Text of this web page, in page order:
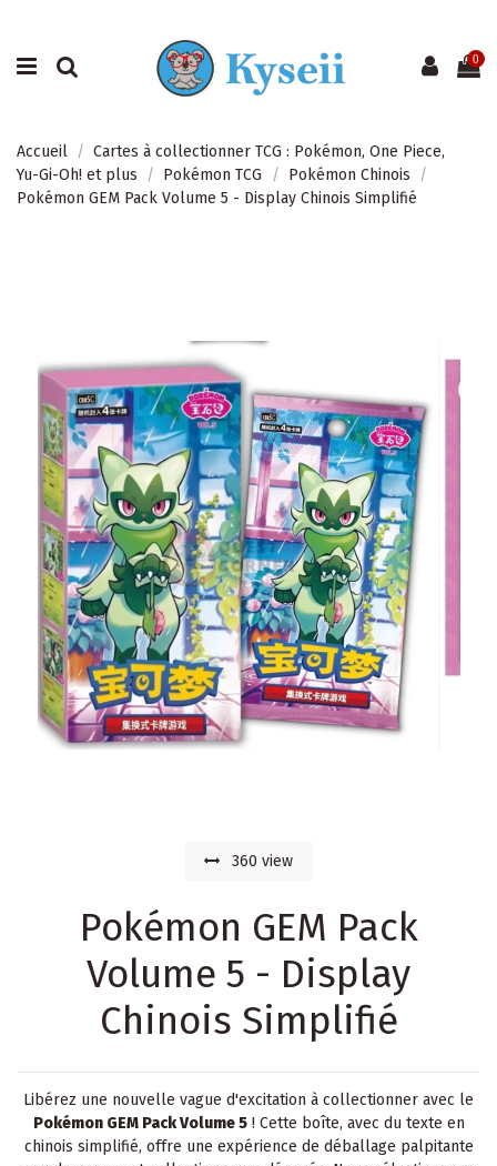
0
Accueil
Cartes à collectionner TCG : Pokémon, One Piece,
Yu-Gi-Oh! et plus
Pokémon TCG
Pokémon Chinois
Pokémon GEM Pack Volume 5 - Display Chinois Simplifié
360 view
Pokémon GEM Pack
Volume 5 - Display
Chinois Simplifié
Libérez une nouvelle vague d'excitation à collectionner avec le
Pokémon GEM Pack Volume 5! Cette boîte, avec du texte en
chinois simplifié, offre une expérience de déballage palpitante